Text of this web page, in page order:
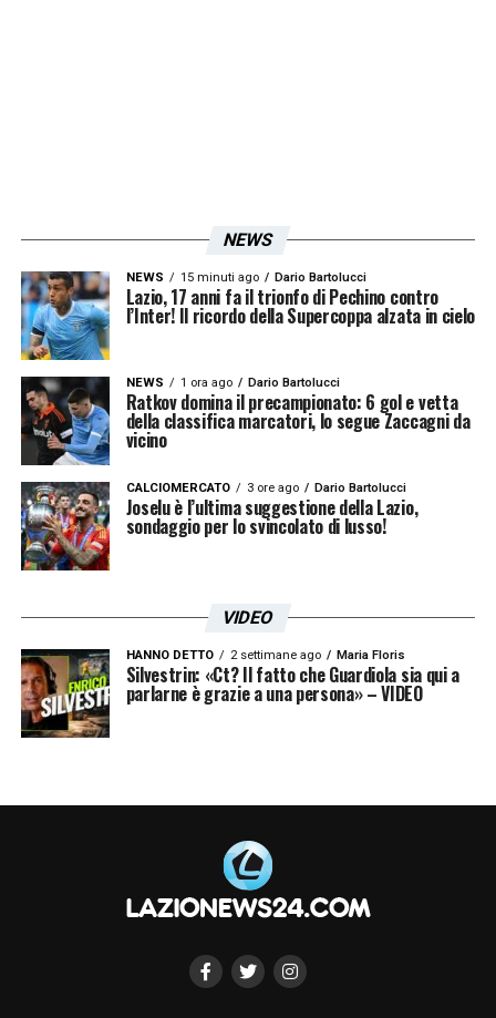
NEWS
NEWS 15 minuti ago Dario Bartolucci
Lazio, 17 anni fa il trionfo di Pechino contro
l’Inter! Il ricordo della Supercoppa alzata in cielo
NEWS 1 ora ago Dario Bartolucci
Ratkov domina il precampionato: 6 gol e vetta
della classifica marcatori, lo segue Zaccagni da
vicino
CALCIOMERCATO 3 ore ago Dario Bartolucci
Joselu è l’ultima suggestione della Lazio,
sondaggio per lo svincolato di lusso!
VIDEO
HANNO DETTO 2 settimane ago Maria Floris
Silvestrin: «Ct? Il fatto che Guardiola sia qui a
parlarne è grazie a una persona» – VIDEO